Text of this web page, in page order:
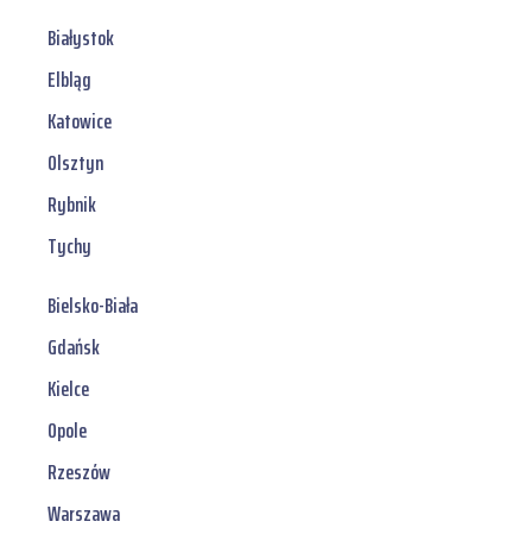
Białystok
Elbląg
Katowice
Olsztyn
Rybnik
Tychy
Bielsko-Biała
Gdańsk
Kielce
Opole
Rzeszów
Warszawa